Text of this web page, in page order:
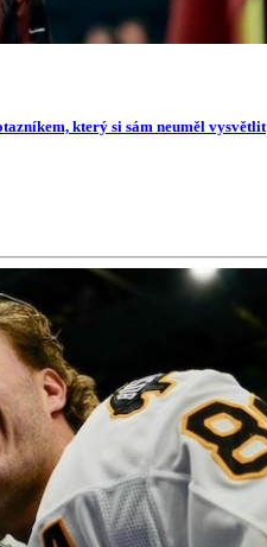
který si sám neuměl vysvětlit